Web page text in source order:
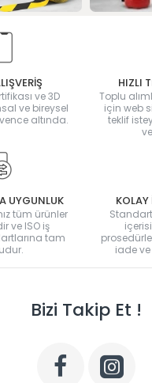
ve 3D
ve bireysel
altında.
HIZLI
Toplu
için web
teklif
UYGUNLUK
tüm ürünler
ve ISO iş
tam
KOLAY
iade
Bizi Takip Et !